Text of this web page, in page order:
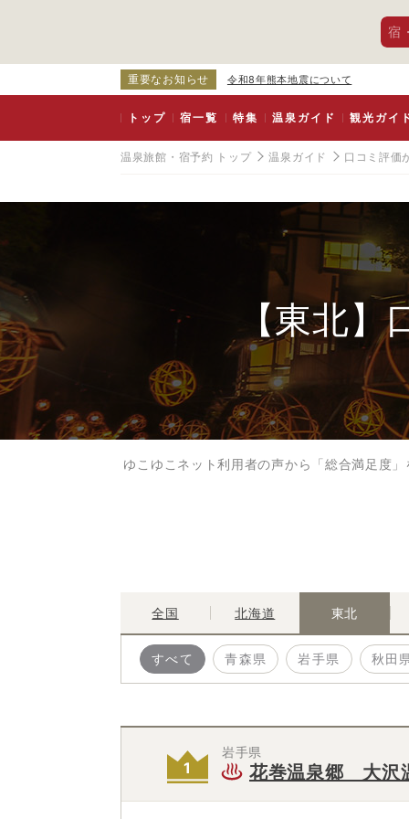
宿
重要なお知らせ 令和8年熊本地震について
トップ 宿一覧 特集 温泉ガイド 観光ガイ
温泉旅館・宿予約 トップ 温泉ガイド 口コミ評価
【東北
ゆこゆこネット利用者の声から「総合満足度
全国 北海道 東北
すべて 青森県 岩手県 秋田
岩手県
花巻温泉郷 大沢